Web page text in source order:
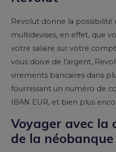
Revolut donne la
multidevises, en effet, que
votre salaire sur votre
vous doive de l’argent,
virements bancaires dans
fournissant un numéro de
IBAN EUR, et bien plus
Voyager avec la
de la